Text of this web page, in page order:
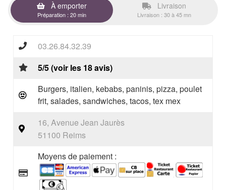
À emporter
Préparation : 20 min
Livraison
Livraison : 30 à 45 mn
03.26.84.32.39
5/5 (voir les 18 avis)
Burgers, italien, kebabs, paninis, pizza, poulet
frit, salades, sandwiches, tacos, tex mex
16, Avenue Jean Jaurès
51100 Reims
Moyens de paiement :